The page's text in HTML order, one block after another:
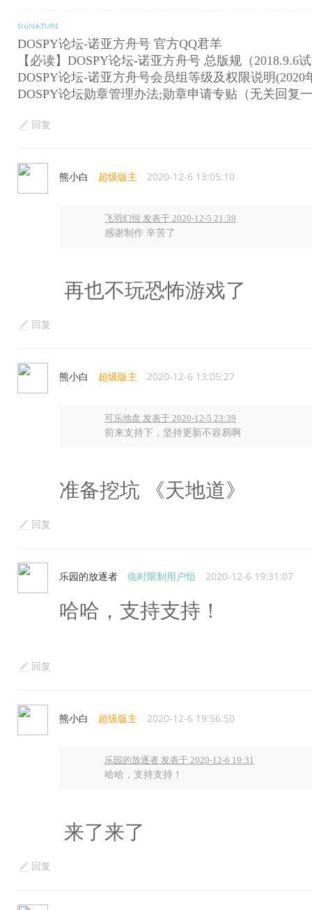
DOSPY论坛-诺亚方舟号 官方QQ君羊
【必读】DOSPY论坛-诺亚方舟号 总版规（2018.9.6
DOSPY论坛-诺亚方舟号会员组等级及权限说明(2020
DOSPY论坛勋章管理办法;勋章申请专贴（无关回复
回复
熊小白 超级版主 2020-12-6 13:05:10
飞羽幻恒 发表于 2020-12-5 21:39
感谢制作 辛苦了
再也不玩恐怖游戏了
回复
熊小白 超级版主 2020-12-6 13:05:27
可乐地盘 发表于 2020-12-5 23:39
前来支持下，坚持更新不容易啊
准备挖坑 《天地道》
回复
乐园的放逐者 临时限制用户组 2020-12-6 19:31:07
哈哈，支持支持！
回复
熊小白 超级版主 2020-12-6 19:56:50
乐园的放逐者 发表于 2020-12-6 19:31
哈哈，支持支持！
来了来了
回复